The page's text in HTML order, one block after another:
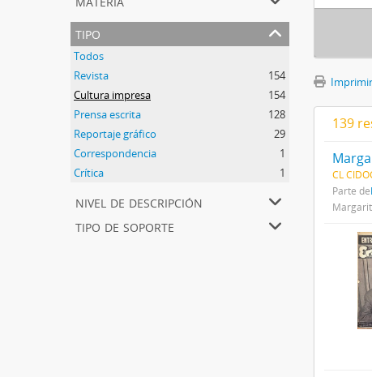
tipo
Todos
Revista
154
Cultura impresa
154
Prensa escrita
128
Reportaje gráfico
29
Correspondencia
1
Crítica
1
nivel de descripción
tipo de soporte
139
CL
Parte de